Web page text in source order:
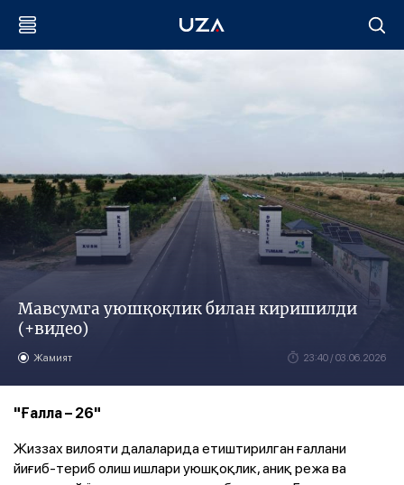
Мавсумга уюшқоқлик билан киришилди
(+видео)
Жамият 23:40 / 03.06.2026
"Ғалла – 26"
Жиззах вилояти далаларида етиштирилган ғаллани
йиғиб-териб олиш ишлари уюшқоқлик, аниқ режа ва